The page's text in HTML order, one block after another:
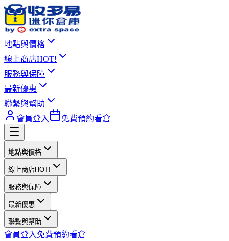
地點與價格
線上商店HOT!
服務與保障
最新優惠
聯繫與幫助
會員登入
免費預約看倉
地點與價格
線上商店HOT!
服務與保障
最新優惠
聯繫與幫助
會員登入 免費預約看倉